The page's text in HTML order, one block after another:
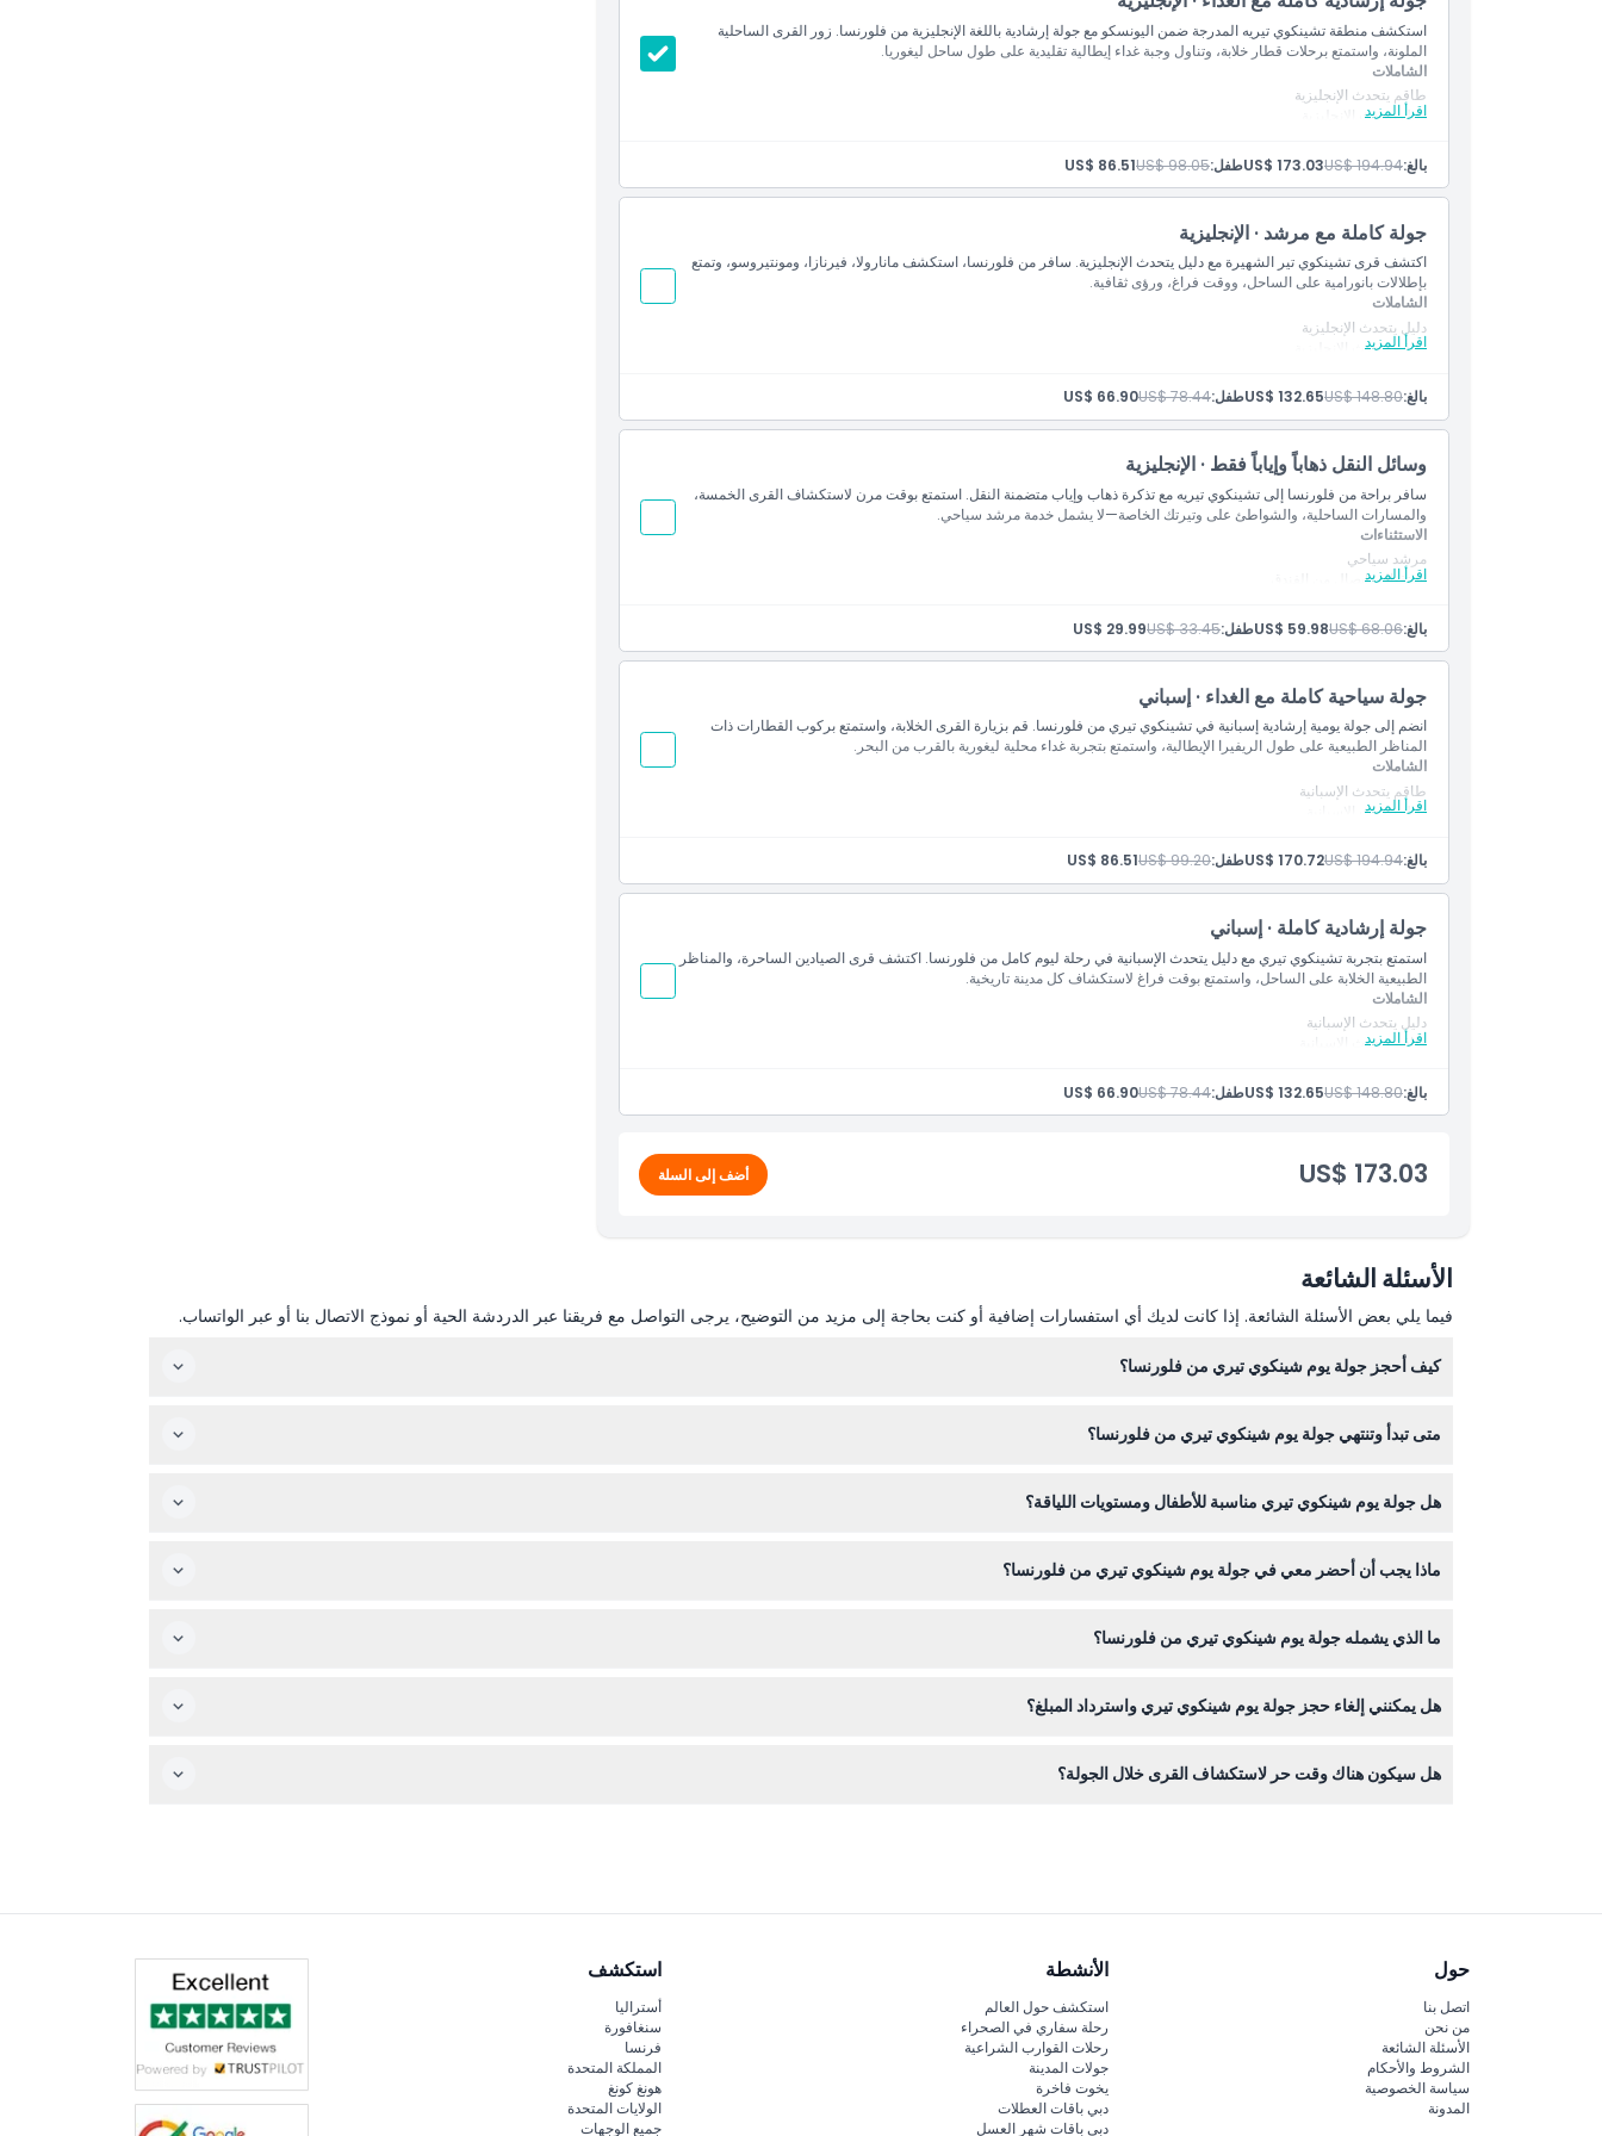
سياسة الإلغاء
استكشف منطقة تشينكوي تيريه المدرجة ضمن اليونسكو مع جولة إرشادية باللغة الإنجليزية من فلورنسا. زور القرى الساحلية
الملونة، واستمتع برحلات قطار خلابة، وتناول وجبة غداء إيطالية تقليدية على طول ساحل ليغوريا.
اقرأ المزيد
الشاملات
طاقم يتحدث الإنجليزية
دليل يتحدث الإنجليزية
تنقلات ذهابًا وإيابًا من وإلى موقع اللقاء
تذاكر القطار
النقل بحافلة مكيفة مزودة بخدمة الواي فاي على متنها
غداء مع مشروبات في مطعم رائع يطل على البحر
بالغ:US$ 194.94
US$ 173.03طفل:US$ 98.05
US$ 86.51
جولة كاملة مع مرشد · الإنجليزية
اكتشف قرى تشينكوي تير الشهيرة مع دليل يتحدث الإنجليزية. سافر من فلورنسا، استكشف مانارولا، فيرنازا، ومونتيروسو، وتمتع
بإطلالات بانورامية على الساحل، ووقت فراغ، ورؤى ثقافية.
اقرأ المزيد
الشاملات
دليل يتحدث الإنجليزية
طاقم يتحدث الإنجليزية
تذاكر القطار
النقل بواسطة حافلة مكيفة الهواء مع واي فاي على متنها
جولة بالقارب (رهناً بالطقس)
بالغ:US$ 148.80
US$ 132.65طفل:US$ 78.44
US$ 66.90
وسائل النقل ذهاباً وإياباً فقط · الإنجليزية
سافر براحة من فلورنسا إلى تشينكوي تيريه مع تذكرة ذهاب وإياب متضمنة النقل. استمتع بوقت مرن لاستكشاف القرى الخمسة،
والمسارات الساحلية، والشواطئ على وتيرتك الخاصة—لا يشمل خدمة مرشد سياحي.
اقرأ المزيد
الاستثناءات
مرشد سياحي
استقبال وإيصال من الفندق
نفقات شخصية أخرى
تذاكر القطار من ليفانتو/لا سبيتسيا إلى تشينكوي تير
الشاملات
طاقم يتحدث الإنجليزية
تنقلات ذهابًا وإيابًا من وإلى موقع اللقاء
النقل بحافلة مكيفة
بالغ:US$ 68.06
US$ 59.98طفل:US$ 33.45
US$ 29.99
جولة سياحية كاملة مع الغداء · إسباني
انضم إلى جولة يومية إرشادية إسبانية في تشينكوي تيري من فلورنسا. قم بزيارة القرى الخلابة، واستمتع بركوب القطارات ذات
المناظر الطبيعية على طول الريفيرا الإيطالية، واستمتع بتجربة غداء محلية ليغورية بالقرب من البحر.
اقرأ المزيد
الشاملات
طاقم يتحدث الإسبانية
دليل يتحدث الإسبانية
النقل ذهابًا وإيابًا من وإلى موقع اللقاء
تذاكر القطار
النقل بحافلة مكيفة مزودة بخدمة الواي فاي على متنها
غداء مع مشروبات في مطعم رائع يطل على البحر
بالغ:US$ 194.94
US$ 170.72طفل:US$ 99.20
US$ 86.51
جولة إرشادية كاملة · إسباني
استمتع بتجربة تشينكوي تيري مع دليل يتحدث الإسبانية في رحلة ليوم كامل من فلورنسا. اكتشف قرى الصيادين الساحرة، والمناظر
الطبيعية الخلابة على الساحل، واستمتع بوقت فراغ لاستكشاف كل مدينة تاريخية.
اقرأ المزيد
الشاملات
دليل يتحدث الإسبانية
طاقم يتحدث الإسبانية
تذاكر القطار
نقل بواسطة حافلة مكيفة مزودة بخدمة الواي فاي على متنها
بالغ:US$ 148.80
US$ 132.65طفل:US$ 78.44
US$ 66.90
US$ 173.03 أضف إلى السلة
الأسئلة الشائعة
فيما يلي بعض الأسئلة الشائعة. إذا كانت لديك أي استفسارات إضافية أو كنت بحاجة إلى مزيد من التوضيح، يرجى التواصل مع فريقنا عبر الدردشة الحية أو نموذج الاتصال بنا أو عبر الواتساب.
كيف أحجز جولة يوم شينكوي تيري من فلورنسا؟
متى تبدأ وتنتهي جولة يوم شينكوي تيري من فلورنسا؟
التأكيد عند الحجز)
هل جولة يوم شينكوي تيري مناسبة للأطفال ومستويات اللياقة؟
ماذا يجب أن أحضر معي في جولة يوم شينكوي تيري من فلورنسا؟
ما الذي يشمله جولة يوم شينكوي تيري من فلورنسا؟
هل يمكنني إلغاء حجز جولة يوم شينكوي تيري واسترداد المبلغ؟
هل سيكون هناك وقت حر لاستكشاف القرى خلال الجولة؟
حول
اتصل بنا
من نحن
الأسئلة الشائعة
الشروط والأحكام
سياسة الخصوصية
المدونة
الأنشطة
استكشف حول العالم
رحلة سفاري في الصحراء
رحلات القوارب الشراعية
جولات المدينة
يخوت فاخرة
دبي باقات العطلات
دبي باقات شهر العسل
استكشف
أستراليا
سنغافورة
فرنسا
المملكة المتحدة
هونغ كونغ
الولايات المتحدة
جميع الوجهات